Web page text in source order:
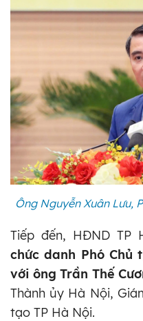
Ông Nguyễn Xuân Lưu,
Tiếp đến, HĐND TP
chức danh Phó Chủ
với ông Trần Thế
Thành ủy Hà Nội,
tạo TP Hà Nội.